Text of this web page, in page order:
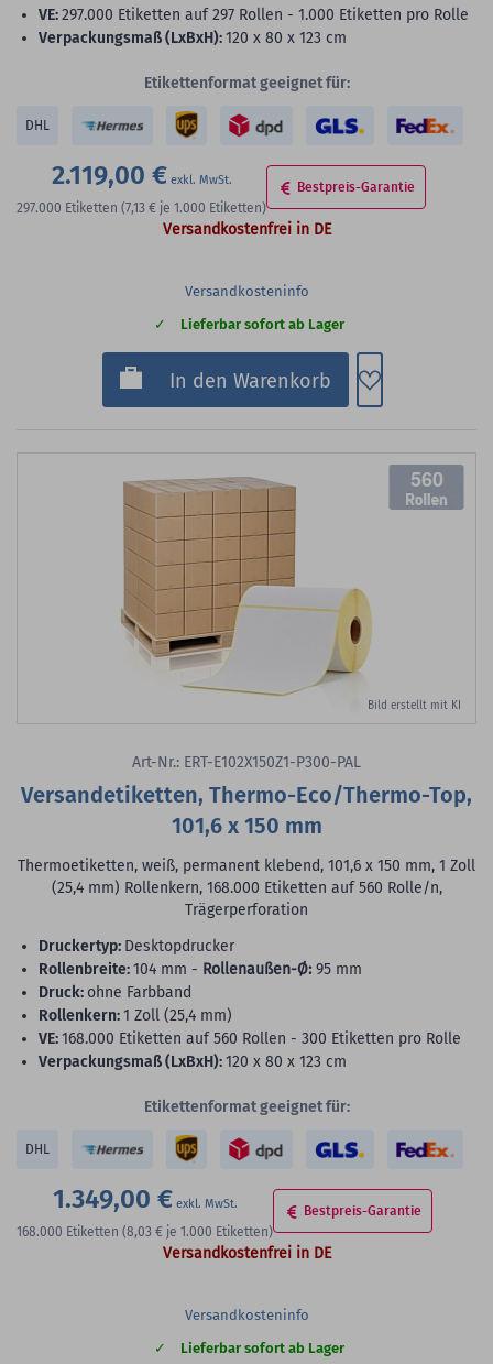
VE:297.000 Etiketten auf 297 Rollen - 1.000 Etiketten pro Rolle
Verpackungsmaß (LxBxH):120 x 80 x 123 cm
Etikettenformat geeignet für:
DHL
2.119,00 €
297.000 Etiketten (7,13 € je 1.000 Etiketten)
Bestpreis-Garantie
Versandkostenfrei in DE
Versandkosteninfo
Lieferbar sofort ab Lager
In den Warenkorb Zum
Bild erstellt mit KI
560
Art-Nr.: ERT-E102X150Z1-P300-PAL
Versandetiketten, Thermo-Eco/Thermo-Top,
101,6 x 150 mm
Thermoetiketten, weiß, permanent klebend, 101,6 x 150 mm, 1 Zoll
(25,4 mm) Rollenkern, 168.000 Etiketten auf 560 Rolle/n,
Trägerperforation
Druckertyp: Desktopdrucker
Rollenbreite:104 mm - Rollenaußen-Ø: 95 mm
Druck: ohne Farbband
Rollenkern:1 Zoll (25,4 mm)
VE:168.000 Etiketten auf 560 Rollen - 300 Etiketten pro Rolle
Verpackungsmaß (LxBxH):120 x 80 x 123 cm
Etikettenformat geeignet für:
DHL
1.349,00 €
168.000 Etiketten (8,03 € je 1.000 Etiketten)
Bestpreis-Garantie
Versandkostenfrei in DE
Versandkosteninfo
Lieferbar sofort ab Lager